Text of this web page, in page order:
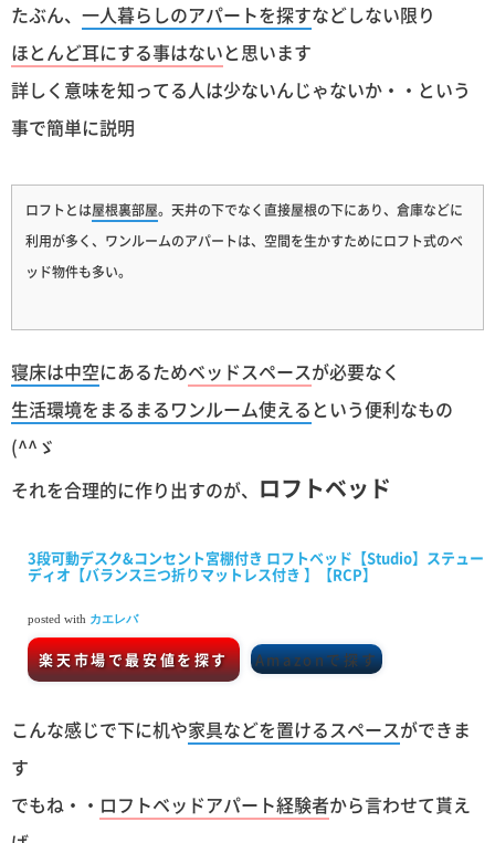
たぶん、 一人暮らしのアパートを探すなどしない限り
ほとんど耳にする事はないと思います
詳しく意味を知ってる人は少ないんじゃないか・・という
事で簡単に説明
ロフトとは屋根裏部屋。天井の下でなく直接屋根の下にあり、倉庫などに
利用が多く、ワンルームのアパートは、空間を生かすためにロフト式のベ
ッド物件も多い。
寝床は中空にあるためベッドスペースが必要なく
生活環境をまるまるワンルーム使えるという便利なもの
(^^ゞ
それを合理的に作り出すのが、 ロフトベッド
3段可動デスク&コンセント宮棚付き ロフトベッド【Studio】ステュー
ディオ【バランス三つ折りマットレス付き 】【RCP】
posted with カエレバ
楽天市場で最安値を探す Amazonで探す
こんな感じで下に机や家具などを置けるスペースができま
す
でもね・・ ロフトベッドアパート経験者から言わせて貰え